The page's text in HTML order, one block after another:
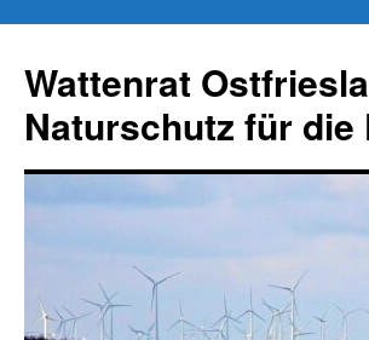
springen
Wattenrat
Naturschutz für die